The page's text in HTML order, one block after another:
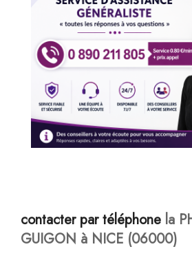
contacter par téléphone la
GUIGON à NICE (06000)